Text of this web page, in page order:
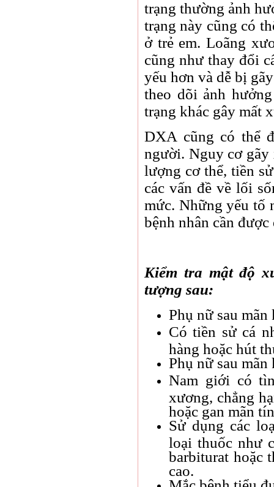
trạng thường ảnh
trạng này cũng có
ở trẻ em. Loãng
cũng như thay đổi
yếu hơn và dễ bị
theo dõi ảnh
trạng khác gây mất
DXA cũng có thể
người. Nguy cơ
lượng cơ thể, tiền
các vấn đề về lối
mức. Những yếu tố
bệnh nhân cần
Kiểm tra mật độ
tượng sau:
Phụ nữ sau
Có tiền sử cá
hàng hoặc hút
Phụ nữ sau mãn
Nam giới có
xương, chẳng
hoặc gan mãn
Sử dụng các
loại thuốc như
barbiturat hoặc
cao.